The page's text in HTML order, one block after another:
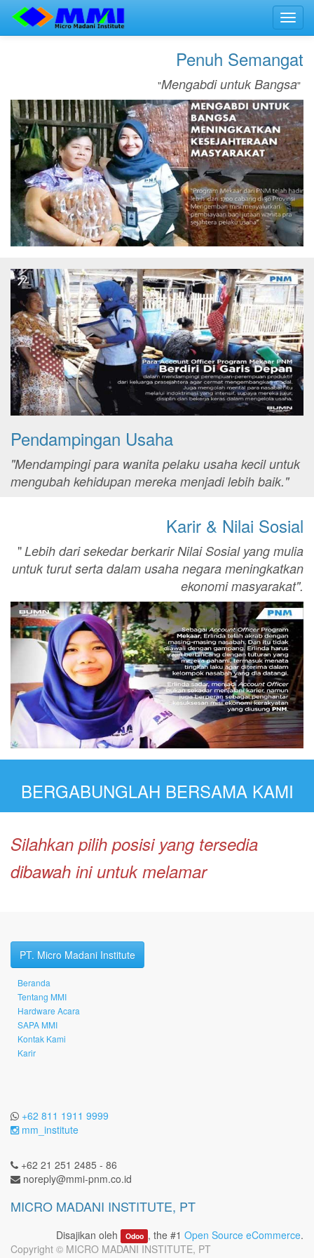
Penuh Semangat
"Mengabdi untuk Bangsa"
Pendampingan Usaha
"Mendampingi para wanita pelaku usaha kecil untuk
mengubah kehidupan mereka menjadi lebih baik."
Karir & Nilai Sosial
"Lebih dari sekedar berkarir Nilai Sosial yang mulia
untuk turut serta dalam usaha negara meningkatkan
ekonomi masyarakat".
BERGABUNGLAH BERSAMA KAMI
Silahkan pilih posisi yang tersedia
dibawah ini untuk melamar
PT. Micro Madani Institute
Beranda
Tentang MMI
Hardware Acara
SAPA MMI
Kontak Kami
Karir
+62 811 1911 9999
mm_institute
+62 21 251 2485 - 86
noreply@mmi-pnm.co.id
MICRO MADANI INSTITUTE, PT
Disajikan oleh Odoo , the #1 Open Source eCommerce.
Copyright © MICRO MADANI INSTITUTE, PT